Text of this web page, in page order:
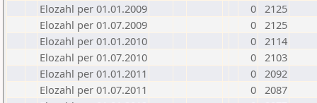
Elozahl per 01.01.2009
0 2125
Elozahl per 01.07.2009
0 2125
Elozahl per 01.01.2010
0 2114
Elozahl per 01.07.2010
0 2103
Elozahl per 01.01.2011
0 2092
Elozahl per 01.07.2011
0 2087